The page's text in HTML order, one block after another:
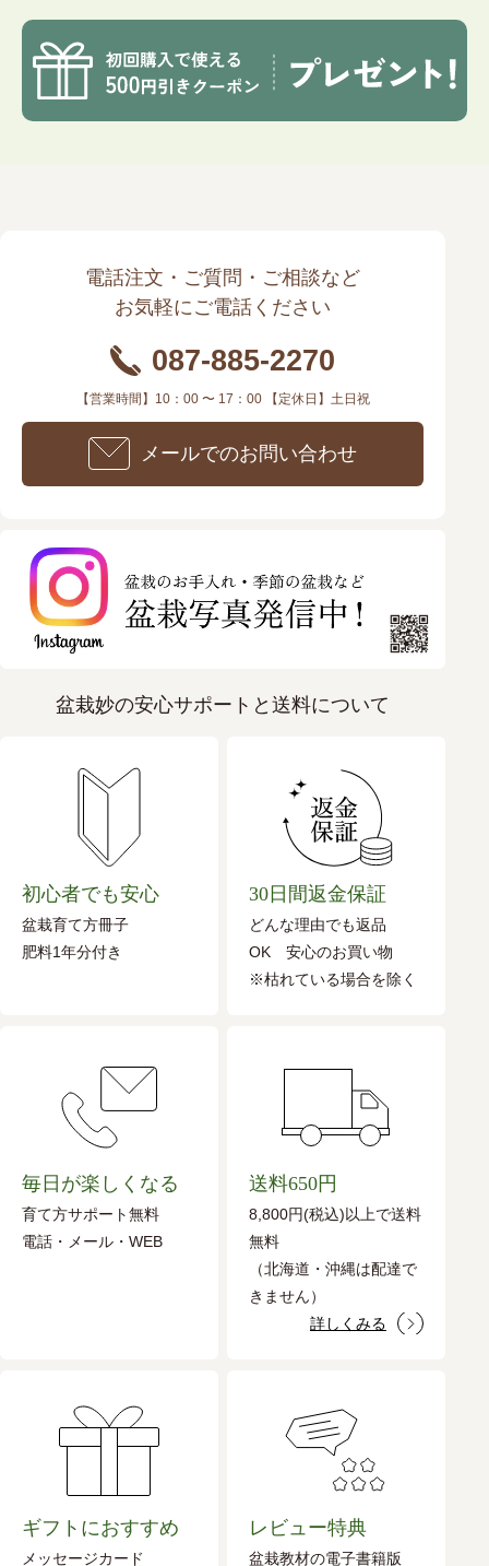
電話注文・ご質問・ご相談など
お気軽にご電話ください
087-885-2270
【営業時間】10：00 〜 17：00 【定休日】土日祝
メールでのお問い合わせ
盆栽妙の安心サポートと送料について
初心者でも安心
盆栽育て方冊子
肥料1年分付き
30日間返金保証
どんな理由でも返品
OK 安心のお買い物
※枯れている場合を除く
毎日が楽しくなる
育て方サポート無料
電話・メール・WEB
送料650円
8,800円(税込)以上で送料
無料
（北海道・沖縄は配達で
きません）
詳しくみる
ギフトにおすすめ
メッセージカード
レビュー特典
盆栽教材の電子書籍版